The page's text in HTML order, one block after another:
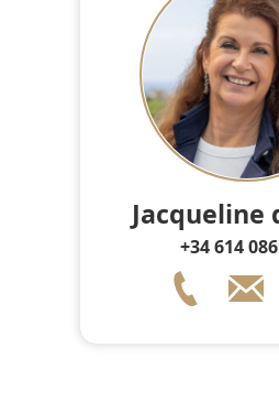
Jacqueline
+34 614